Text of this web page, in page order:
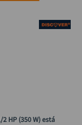
2 HP (350 W) está